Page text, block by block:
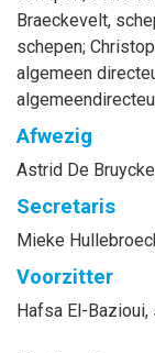
Braeckevelt,
schepen;
algemeen
Afwezig
Astrid De
Secretaris
Mieke
Voorzitter
Hafsa El-Bazioui,